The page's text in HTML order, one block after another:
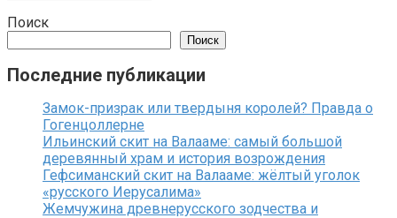
Поиск
Поиск
Последние публикации
Замок-призрак или твердыня королей? Правда о
Гогенцоллерне
Ильинский скит на Валааме: самый большой
деревянный храм и история возрождения
Гефсиманский скит на Валааме: жёлтый уголок
«русского Иерусалима»
Жемчужина древнерусского зодчества и